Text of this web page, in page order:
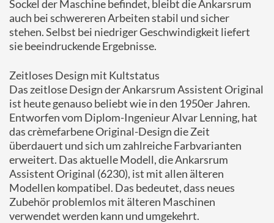
Sockel der Maschine befindet, bleibt die Ankarsrum
auch bei schwereren Arbeiten stabil und sicher
stehen. Selbst bei niedriger Geschwindigkeit liefert
sie beeindruckende Ergebnisse.
Zeitloses Design mit Kultstatus
Das zeitlose Design der Ankarsrum Assistent Original
ist heute genauso beliebt wie in den 1950er Jahren.
Entworfen vom Diplom-Ingenieur Alvar Lenning, hat
das crèmefarbene Original-Design die Zeit
überdauert und sich um zahlreiche Farbvarianten
erweitert. Das aktuelle Modell, die Ankarsrum
Assistent Original (6230), ist mit allen älteren
Modellen kompatibel. Das bedeutet, dass neues
Zubehör problemlos mit älteren Maschinen
verwendet werden kann und umgekehrt.